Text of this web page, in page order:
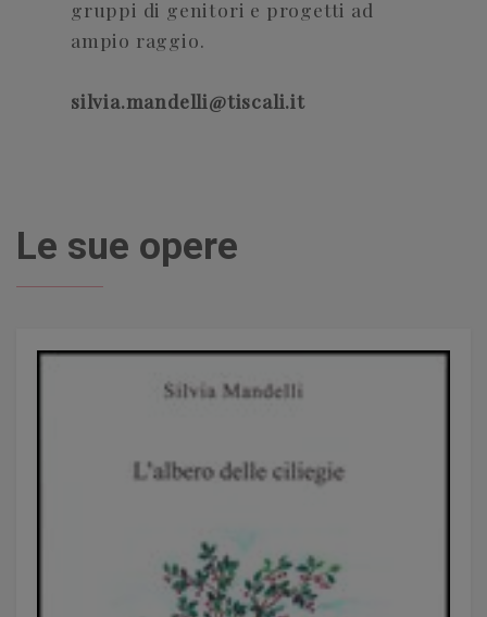
gruppi di genitori e progetti ad
ampio raggio.
silvia.mandelli@tiscali.it
Le sue opere